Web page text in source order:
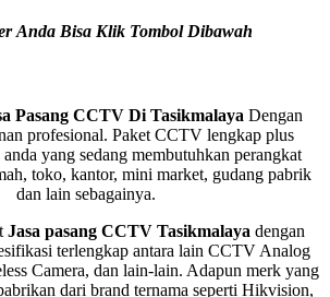
Anda Bisa Klik Tombol Dibawah
Pasang CCTV Di Tasikmalaya Dengan
profesional. Paket CCTV lengkap plus
yang sedang membutuhkan perangkat
toko, kantor, mini market, gudang pabrik
dan lain sebagainya.
Jasa pasang CCTV Tasikmalaya dengan
terlengkap antara lain CCTV Analog
Camera, dan lain-lain. Adapun merk yang
dari brand ternama seperti Hikvision,